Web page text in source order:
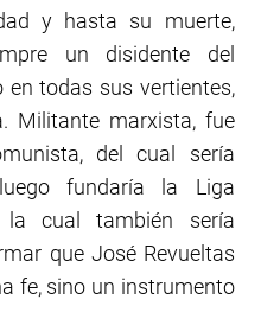
y hasta su muerte,
un disidente del
todas sus vertientes,
Militante marxista, fue
del cual sería
fundaría la Liga
la cual también sería
que José Revueltas
fe, sino un instrumento